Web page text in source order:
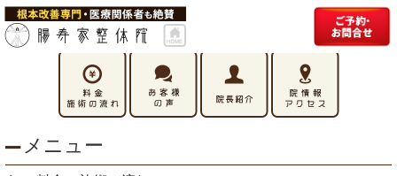
メニュー